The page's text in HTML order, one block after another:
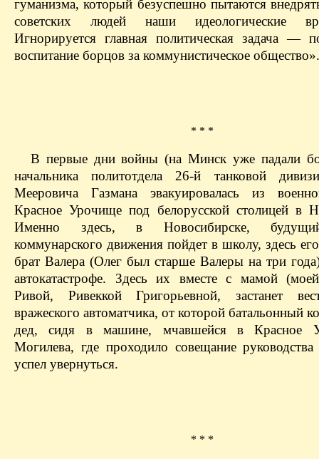
гуманизма, который безуспешно пытаются
советских людей наши идеологические
Игнорируется главная политическая задача —
воспитание борцов за коммунистическое общество».
* * *
В первые дни войны (на Минск уже падали
начальника политотдела 26-й танковой
Мееровича Газмана эвакуировалась из
Красное Урочище под белорусской столицей в
Именно здесь, в Новосибирске,
коммунарского движения пойдет в школу, здесь
брат Валера (Олег был старше Валеры на три
автокатастрофе. Здесь их вместе с мамой
Ривой, Ривеккой Григорьевной, застанет
вражеского автоматчика, от которой батальонный
дед, сидя в машине, мчавшейся в Красное
Могилева, где проходило совещание
успел увернуться.
* * *